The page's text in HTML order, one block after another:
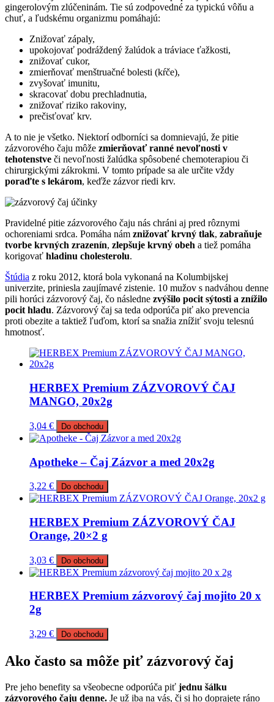
gingerolovým zlúčeninám. Tie sú zodpovedné za typickú vôňu a
chuť, a ľudskému organizmu pomáhajú:
Znižovať zápaly,
upokojovať podráždený žalúdok a tráviace ťažkosti,
znižovať cukor,
zmierňovať menštruačné bolesti (kŕče),
zvyšovať imunitu,
skracovať dobu prechladnutia,
znižovať riziko rakoviny,
prečisťovať krv.
A to nie je všetko. Niektorí odborníci sa domnievajú, že pitie
zázvorového čaju môže zmierňovať ranné nevoľnosti v
tehotenstve či nevoľnosti žalúdka spôsobené chemoterapiou či
chirurgickými zákrokmi. V tomto prípade sa ale určite vždy
poraďte s lekárom, keďže zázvor riedi krv.
Pravidelné pitie zázvorového čaju nás chráni aj pred rôznymi
ochoreniami srdca. Pomáha nám znižovať krvný tlak, zabraňuje
tvorbe krvných zrazenín, zlepšuje krvný obeh a tiež pomáha
korigovať hladinu cholesterolu.
Štúdia z roku 2012, ktorá bola vykonaná na Kolumbijskej
univerzite, priniesla zaujímavé zistenie. 10 mužov s nadváhou denne
pili horúci zázvorový čaj, čo následne zvýšilo pocit sýtosti a znížilo
pocit hladu. Zázvorový čaj sa teda odporúča piť ako prevencia
proti obezite a taktiež ľuďom, ktorí sa snažia znížiť svoju telesnú
hmotnosť.
HERBEX Premium ZÁZVOROVÝ ČAJ
MANGO, 20x2g
3,04 € Do obchodu
Apotheke – Čaj Zázvor a med 20x2g
3,22 € Do obchodu
HERBEX Premium ZÁZVOROVÝ ČAJ
Orange, 20×2 g
3,03 € Do obchodu
HERBEX Premium zázvorový čaj mojito 20 x
2g
3,29 € Do obchodu
Ako často sa môže piť zázvorový čaj
Pre jeho benefity sa všeobecne odporúča piť jednu šálku
zázvorového čaju denne. Je už iba na vás, či si ho doprajete ráno